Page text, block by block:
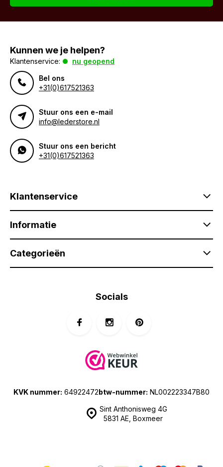
Kunnen we je helpen?
Klantenservice:
nu geopend
Bel ons
+31(0)617521363
Stuur ons een e-mail
info@lederstore.nl
Stuur ons een bericht
+31(0)617521363
Klantenservice
Informatie
Categorieën
Sint Anthonisweg 4G
5831 AE, Boxmeer
KVK nummer: 64922472btw-nummer: NL002223347B80
Socials